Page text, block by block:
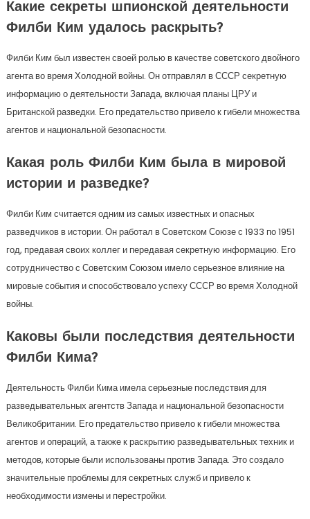
Какие секреты шпионской деятельности
Филби Ким удалось раскрыть?
Филби Ким был известен своей ролью в качестве советского двойного
агента во время Холодной войны. Он отправлял в СССР секретную
информацию о деятельности Запада, включая планы ЦРУ и
Британской разведки. Его предательство привело к гибели множества
агентов и национальной безопасности.
Какая роль Филби Ким была в мировой
истории и разведке?
Филби Ким считается одним из самых известных и опасных
разведчиков в истории. Он работал в Советском Союзе с 1933 по 1951
год, предавая своих коллег и передавая секретную информацию. Его
сотрудничество с Советским Союзом имело серьезное влияние на
мировые события и способствовало успеху СССР во время Холодной
войны.
Каковы были последствия деятельности
Филби Кима?
Деятельность Филби Кима имела серьезные последствия для
разведывательных агентств Запада и национальной безопасности
Великобритании. Его предательство привело к гибели множества
агентов и операций, а также к раскрытию разведывательных техник и
методов, которые были использованы против Запада. Это создало
значительные проблемы для секретных служб и привело к
необходимости измены и перестройки.